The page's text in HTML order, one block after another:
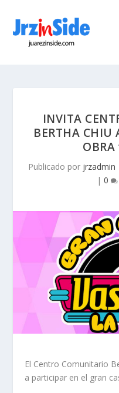
INVITA
BERTHA CHIU
OBRA
Publicado por jrzadmin
| 0
El Centro Comunitario
a participar en el gran